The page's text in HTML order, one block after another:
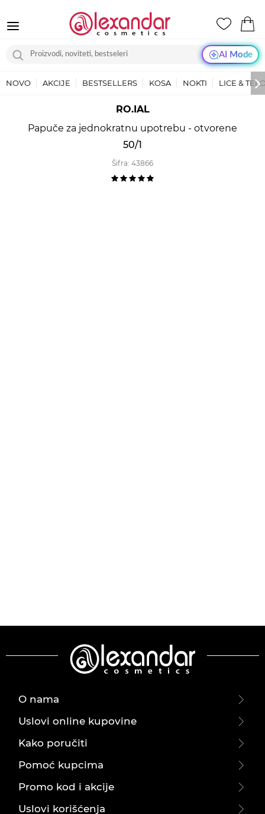
AI Mode
NOVO AKCIJE BESTSELLERS KOSA NOKTI LICE &
RO.IAL
Papuče za jednokratnu upotrebu - otvorene
50/1
Šifra: 43866
O nama
Uslovi online kupovine
Kako poručiti
Pomoć kupcima
Promo kod i akcije
Uslovi korišćenja